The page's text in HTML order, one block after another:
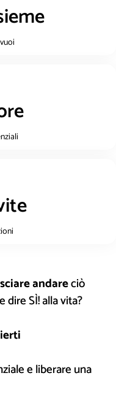
andareciò
dire SÌ! alla vita?
e liberare una